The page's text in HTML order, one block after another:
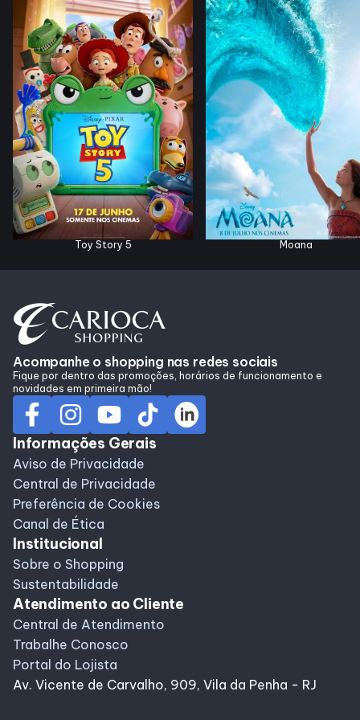
Horários
Entretenimento
Cinema
Fique por dentro
Eventos
Lojas
Alimentação
Programa de benefícios
Toy Story 5 Moana
Acompanhe o shopping nas redes sociais
Fique por dentro das promoções, horários de funcionamento e
novidades em primeira mão!
Informações Gerais
Aviso de Privacidade
Central de Privacidade
Preferência de Cookies
Canal de Ética
Institucional
Sobre o Shopping
Sustentabilidade
Atendimento ao Cliente
Central de Atendimento
Trabalhe Conosco
Portal do Lojista
Av. Vicente de Carvalho, 909, Vila da Penha - RJ